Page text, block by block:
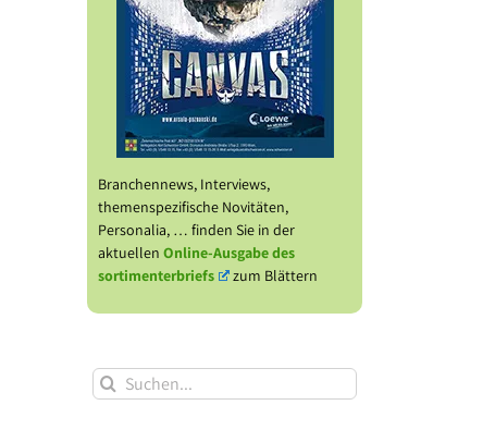
Branchennews, Interviews,
themenspezifische Novitäten,
Personalia, … finden Sie in der
aktuellen Online-Ausgabe des
sortimenterbriefs
zum Blättern
Suche
nach: